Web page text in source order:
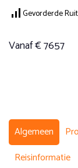
Gevorderde
Vanaf € 7657
Algemeen
Reisinformatie